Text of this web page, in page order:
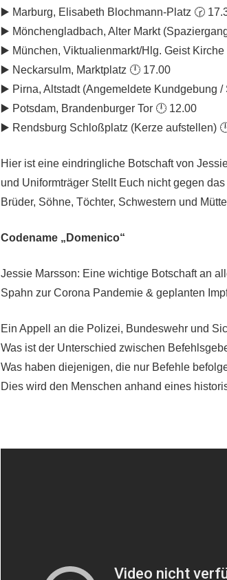
▶️ Marburg, Elisabeth Blochmann-Platz 🕝
▶️ Mönchengladbach, Alter Markt
▶️ München, Viktualienmarkt/Hlg. Geist Kirche
▶️ Neckarsulm, Marktplatz 🕛 17.00
▶️ Pirna, Altstadt (Angemeldete Kundgebung
▶️ Potsdam, Brandenburger Tor 🕛 12.00
▶️ Rendsburg Schloßplatz (Kerze aufstellen)
Hier ist eine eindringliche Botschaft von
und Uniformträger Stellt Euch nicht gegen
Brüder, Söhne, Töchter, Schwestern und
Codename „Domenico“
Jessie Marsson: Eine wichtige Botschaft an
Spahn zur Corona Pandemie & geplanten
Ein Appell an die Polizei, Bundeswehr und
Was ist der Unterschied zwischen
Was haben diejenigen, die nur Befehle
Dies wird den Menschen anhand eines